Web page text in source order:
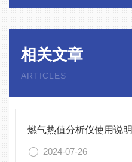
相关文章
ARTICLES
燃气热值分析仪使用说明
2024-07-26